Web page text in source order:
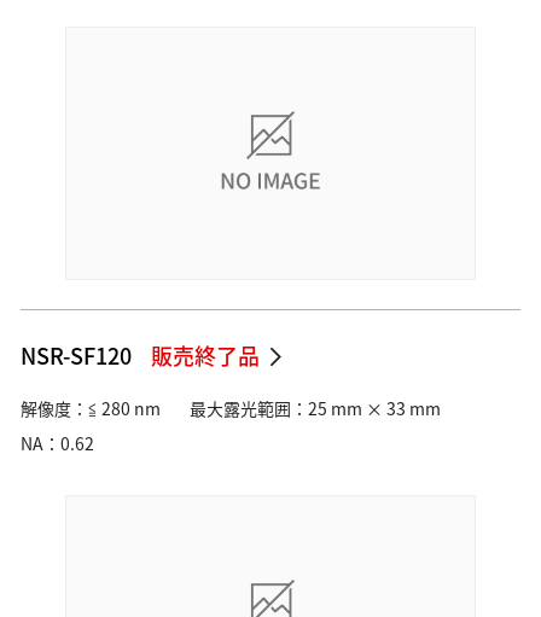
NSR-SF120 販売終了品
解像度：≦ 280 nm
最大露光範囲：25 mm × 33 mm
NA：0.62